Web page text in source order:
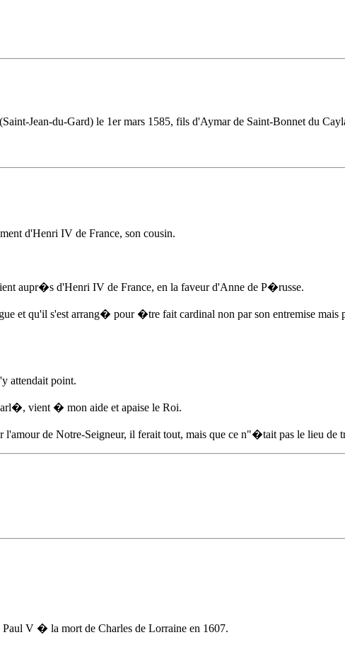
Jean-du-Gard) le 1er mars 1585, fils d'Aymar de Saint-Bonnet du
d'Henri IV de France, son cousin.
aupr�s d'Henri IV de France, en la faveur d'Anne de P�russe.
et qu'il s'est arrang� pour �tre fait cardinal non par son entremise mais
attendait point.
vient � mon aide et apaise le Roi.
de Notre-Seigneur, il ferait tout, mais que ce n"�tait pas le lieu de
V � la mort de Charles de Lorraine en 1607.